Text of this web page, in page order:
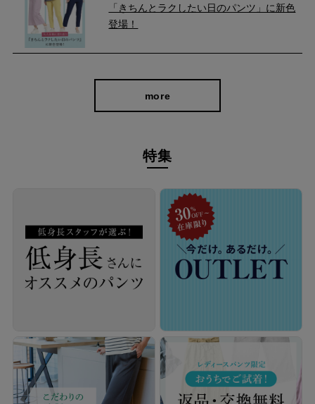
「きちんとラクしたい日のパンツ」に新色
登場！
more
特集